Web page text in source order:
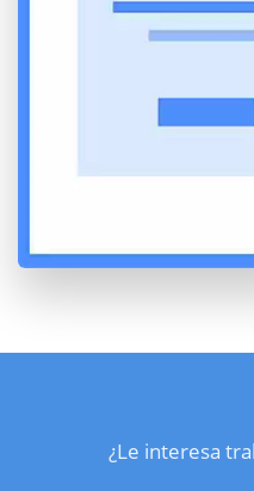
¿Le interesa